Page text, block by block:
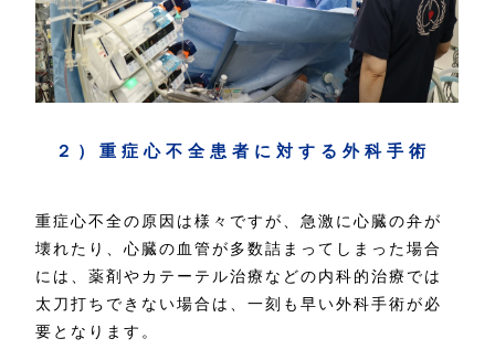
２）重症心不全患者に対する外科手術
重症心不全の原因は様々ですが、急激に心臓の弁が
壊れたり、心臓の血管が多数詰まってしまった場合
には、薬剤やカテーテル治療などの内科的治療では
太刀打ちできない場合は、一刻も早い外科手術が必
要となります。